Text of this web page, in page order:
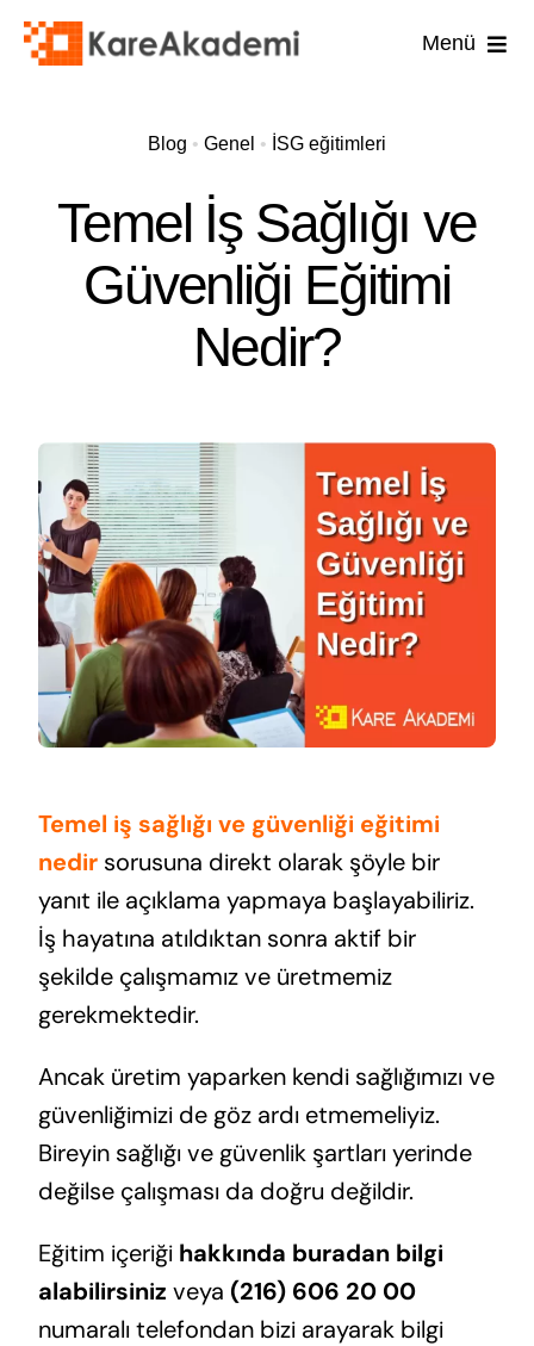
Skip
Menü
Blog • Genel • İSG eğitimleri
Temel İş Sağlığı ve
Güvenliği Eğitimi
Nedir?
Temel iş sağlığı ve güvenliği eğitimi
nedirsorusuna direkt olarak şöyle bir
yanıt ile açıklama yapmaya başlayabiliriz.
İş hayatına atıldıktan sonra aktif bir
şekilde çalışmamız ve üretmemiz
gerekmektedir.
Ancak üretim yaparken kendi sağlığımızı ve
güvenliğimizi de göz ardı etmemeliyiz.
Bireyin sağlığı ve güvenlik şartları yerinde
değilse çalışması da doğru değildir.
Eğitim içeriği hakkında buradan bilgi
alabilirsiniz veya (216) 606 20 00
numaralı telefondan bizi arayarak bilgi